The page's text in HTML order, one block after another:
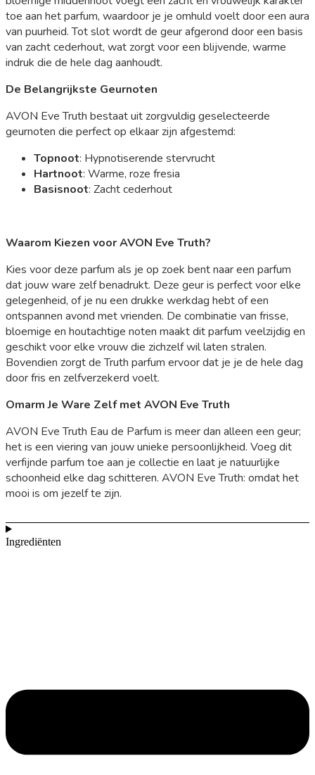
toe aan het parfum, waardoor je je omhuld voelt door een aura
van puurheid. Tot slot wordt de geur afgerond door een basis
van zacht cederhout, wat zorgt voor een blijvende, warme
indruk die de hele dag aanhoudt.
De Belangrijkste Geurnoten
AVON Eve Truth bestaat uit zorgvuldig geselecteerde
geurnoten die perfect op elkaar zijn afgestemd:
Topnoot: Hypnotiserende stervrucht
Hartnoot: Warme, roze fresia
Basisnoot: Zacht cederhout
Waarom Kiezen voor AVON Eve Truth?
Kies voor deze parfum als je op zoek bent naar een parfum
dat jouw ware zelf benadrukt. Deze geur is perfect voor elke
gelegenheid, of je nu een drukke werkdag hebt of een
ontspannen avond met vrienden. De combinatie van frisse,
bloemige en houtachtige noten maakt dit parfum veelzijdig en
geschikt voor elke vrouw die zichzelf wil laten stralen.
Bovendien zorgt de Truth parfum ervoor dat je je de hele dag
door fris en zelfverzekerd voelt.
Omarm Je Ware Zelf met AVON Eve Truth
AVON Eve Truth Eau de Parfum is meer dan alleen een geur;
het is een viering van jouw unieke persoonlijkheid. Voeg dit
verfijnde parfum toe aan je collectie en laat je natuurlijke
schoonheid elke dag schitteren. AVON Eve Truth: omdat het
mooi is om jezelf te zijn.
Ingrediënten